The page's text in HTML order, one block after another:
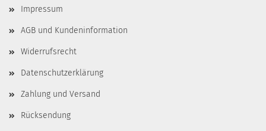
Impressum
AGB und Kundeninformation
Widerrufsrecht
Datenschutzerklärung
Zahlung und Versand
Rücksendung